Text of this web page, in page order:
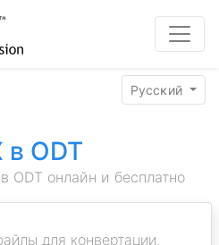
Pyccĸий
в ODT
ODT онлайн и бесплатно
для конвертации.